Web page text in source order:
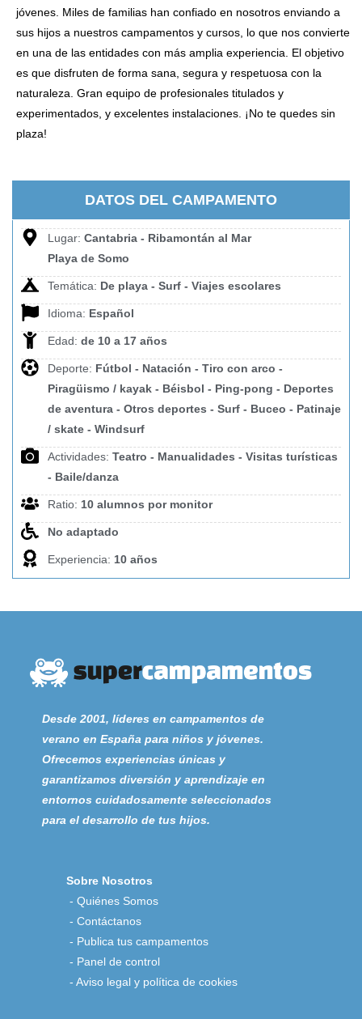
jóvenes. Miles de familias han confiado en nosotros enviando a
sus hijos a nuestros campamentos y cursos, lo que nos convierte
en una de las entidades con más amplia experiencia. El objetivo
es que disfruten de forma sana, segura y respetuosa con la
naturaleza. Gran equipo de profesionales titulados y
experimentados, y excelentes instalaciones. ¡No te quedes sin
plaza!
DATOS DEL CAMPAMENTO
Lugar: Cantabria - Ribamontán al Mar
Playa de Somo
Temática: De playa - Surf - Viajes escolares
Idioma: Español
Edad: de 10 a 17 años
Deporte: Fútbol - Natación - Tiro con arco -
Piragüismo / kayak - Béisbol - Ping-pong - Deportes
de aventura - Otros deportes - Surf - Buceo - Patinaje
/ skate - Windsurf
Actividades: Teatro - Manualidades - Visitas turísticas
- Baile/danza
Ratio: 10 alumnos por monitor
No adaptado
Experiencia: 10 años
Desde 2001, líderes en campamentos de
verano en España para niños y jóvenes.
Ofrecemos experiencias únicas y
garantizamos diversión y aprendizaje en
entornos cuidadosamente seleccionados
para el desarrollo de tus hijos.
Sobre Nosotros
-Quiénes Somos
-Contáctanos
- Publica tus campamentos
- Panel de control
-Aviso legal y política de cookies